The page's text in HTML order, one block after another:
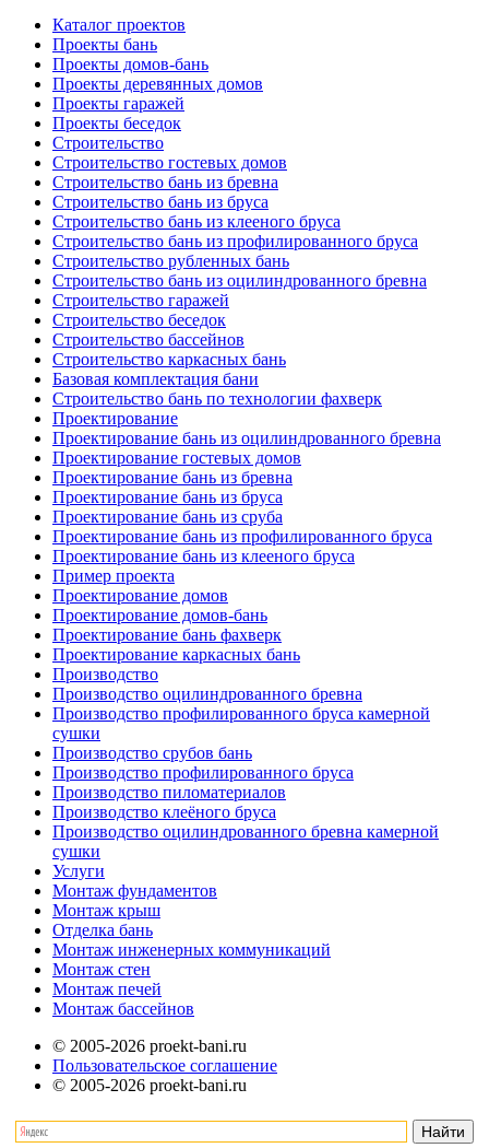
Каталог проектов
Проекты бань
Проекты домов-бань
Проекты деревянных домов
Проекты гаражей
Проекты беседок
Строительство
Строительство гостевых домов
Строительство бань из бревна
Строительство бань из бруса
Строительство бань из клееного бруса
Строительство бань из профилированного бруса
Строительство рубленных бань
Строительство бань из оцилиндрованного бревна
Строительство гаражей
Строительство беседок
Строительство бассейнов
Строительство каркасных бань
Базовая комплектация бани
Строительство бань по технологии фахверк
Проектирование
Проектирование бань из оцилиндрованного бревна
Проектирование гостевых домов
Проектирование бань из бревна
Проектирование бань из бруса
Проектирование бань из сруба
Проектирование бань из профилированного бруса
Проектирование бань из клееного бруса
Пример проекта
Проектирование домов
Проектирование домов-бань
Проектирование бань фахверк
Проектирование каркасных бань
Производство
Производство оцилиндрованного бревна
Производство профилированного бруса камерной
сушки
Производство срубов бань
Производство профилированного бруса
Производство пиломатериалов
Производство клеёного бруса
Производство оцилиндрованного бревна камерной
сушки
Услуги
Монтаж фундаментов
Монтаж крыш
Отделка бань
Монтаж инженерных коммуникаций
Монтаж стен
Монтаж печей
Монтаж бассейнов
© 2005-2026 proekt-bani.ru
Пользовательское соглашение
© 2005-2026 proekt-bani.ru